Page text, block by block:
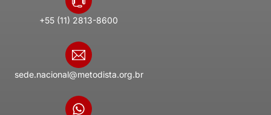
+55 (11) 2813-8600
sede.nacional@metodista.org.br